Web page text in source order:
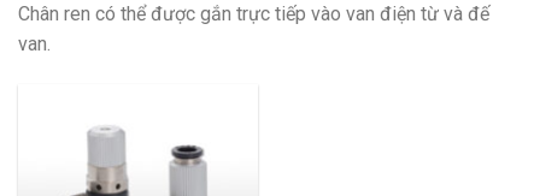
Chân ren có thể được gắn trực tiếp vào van điện từ và đế
van.